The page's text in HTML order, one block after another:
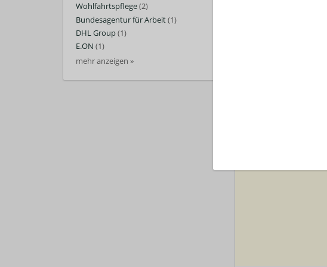
Wohlfahrtspflege(2)
Bundesagentur für Arbeit(1)
DHL Group(1)
E.ON (1)
mehr anzeigen »